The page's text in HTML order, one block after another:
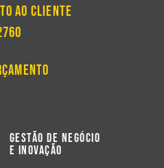
ao Cliente
Gestão de Negócio
e Inovação